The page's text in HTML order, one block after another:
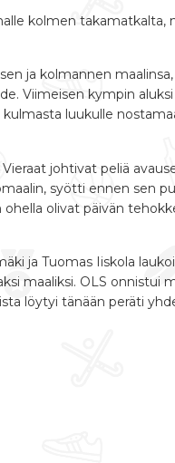
kolmen takamatkalta,
ja kolmannen
Viimeisen kympin
luukulle
johtivat peliä
syötti ennen sen
olivat päivän
ja Tuomas Iiskola
maaliksi. OLS onnistui
löytyi tänään peräti